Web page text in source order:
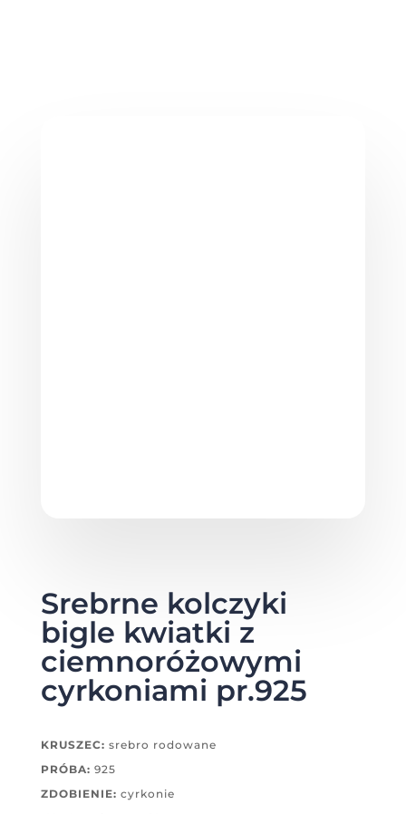
Srebrne kolczyki
bigle kwiatki z
ciemnoróżowymi
cyrkoniami pr.925
KRUSZEC: srebro rodowane
PRÓBA: 925
ZDOBIENIE: cyrkonie